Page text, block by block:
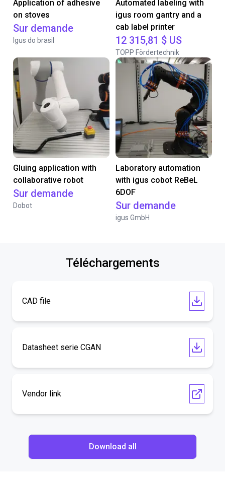
Application of adhesive
on stoves
Sur demande
Igus do brasil
Automated labeling with
igus room gantry and a
cab label printer
12 315,81 $ US
TOPP Fördertechnik
Gluing application with
collaborative robot
Sur demande
Dobot
Laboratory automation
with igus cobot ReBeL
6DOF
Sur demande
igus GmbH
Téléchargements
CAD file
Datasheet serie CGAN
Vendor link
Download all